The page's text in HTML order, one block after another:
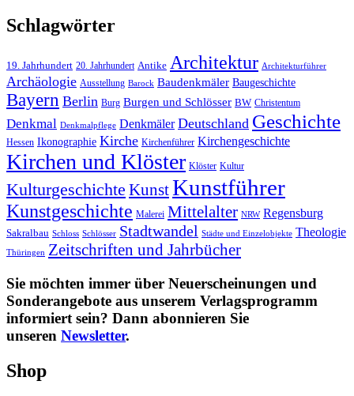
Schlagwörter
19. Jahrhundert 20. Jahrhundert Antike Architektur Architekturführer
Archäologie Ausstellung Barock Baudenkmäler Baugeschichte
Bayern Berlin Burg Burgen und Schlösser BW Christentum
Denkmal Denkmalpflege Denkmäler Deutschland Geschichte
Hessen Ikonographie Kirche Kirchenführer Kirchengeschichte
Kirchen und Klöster Klöster Kultur
Kulturgeschichte KunstKunstführer
Kunstgeschichte Malerei Mittelalter NRW Regensburg
Sakralbau Schloss Schlösser Stadtwandel Städte und Einzelobjekte Theologie
Thüringen Zeitschriften und Jahrbücher
Sie möchten immer über Neuerscheinungen und
Sonderangebote aus unserem Verlagsprogramm
informiert sein? Dann abonnieren Sie
unseren Newsletter.
Shop